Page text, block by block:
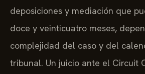
deposiciones y mediación que
doce y veinticuatro meses,
complejidad del caso y del
tribunal. Un juicio ante el Circuit